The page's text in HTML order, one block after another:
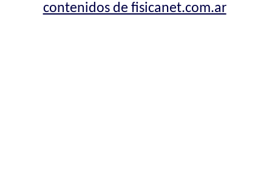
contenidos de fisicanet.com.ar